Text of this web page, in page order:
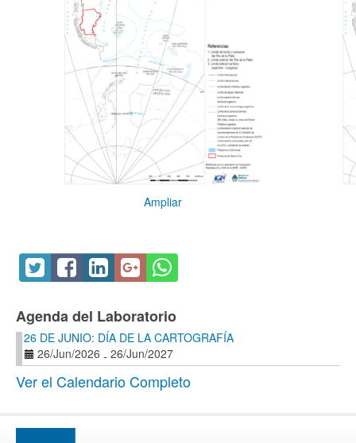
Ampliar
Agenda del Laboratorio
26 DE JUNIO: DÍA DE LA CARTOGRAFÍA
26/Jun/2026 - 26/Jun/2027
Ver el Calendario Completo